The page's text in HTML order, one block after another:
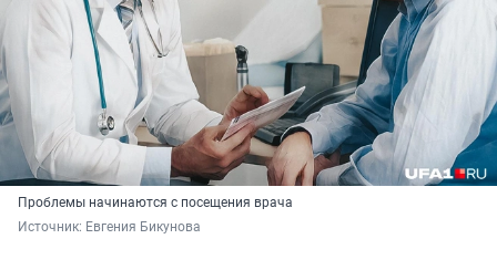
Проблемы начинаются с посещения врача
Источник: Евгения Бикунова